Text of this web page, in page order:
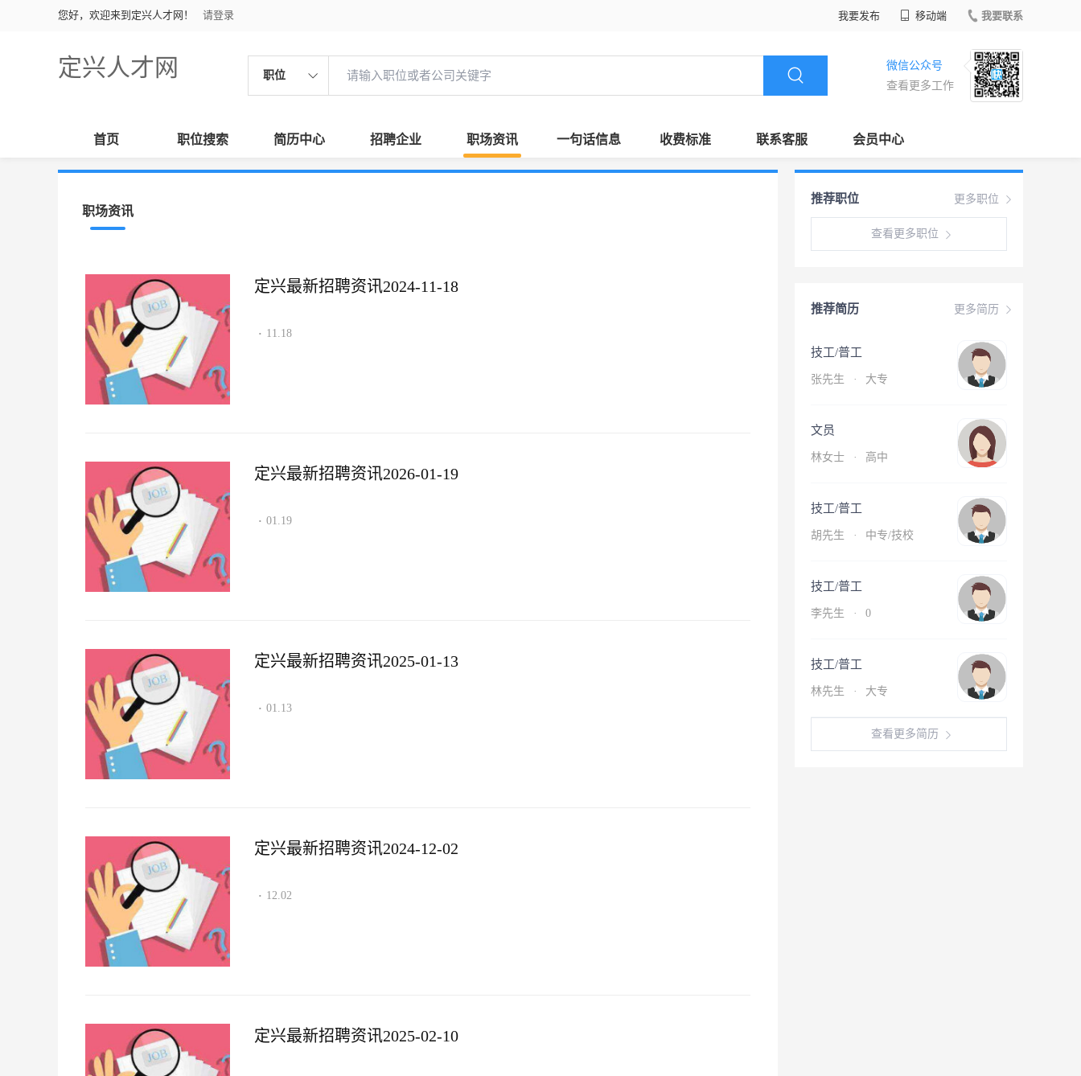
您好，欢迎来到定兴人才网！ 请登录 我要发布 移动端 我要联系
定兴人才网 职位
微信公众号
查看更多工作
首页 职位搜索 简历中心 招聘企业 职场资讯 一句话信息 收费标准 联系客服 会员中心
职场资讯
定兴最新招聘资讯2024-11-18
· 11.18
定兴最新招聘资讯2026-01-19
· 01.19
定兴最新招聘资讯2025-01-13
· 01.13
定兴最新招聘资讯2024-12-02
· 12.02
定兴最新招聘资讯2025-02-10
更多职位
推荐职位
查看更多职位
更多简历
推荐简历
技工/普工
张先生 · 大专
文员
林女士 · 高中
技工/普工
胡先生 · 中专/技校
技工/普工
李先生 · 0
技工/普工
林先生 · 大专
查看更多简历